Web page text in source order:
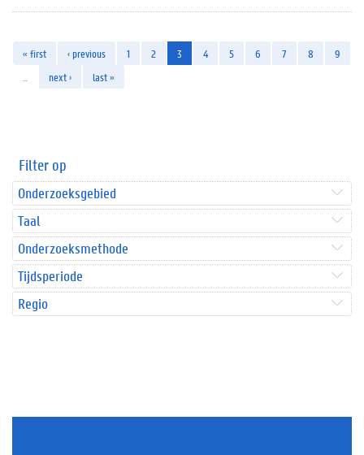
« first ‹ previous 1 2 3 4 5 6 7 8
9
next › last »
Filter op
Onderzoeksgebied
Taal
Onderzoeksmethode
Tijdsperiode
Regio